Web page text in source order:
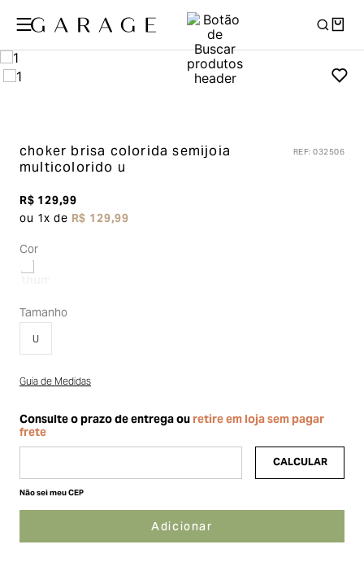
choker brisa colorida semijoia
multicolorido u
REF:032506
R$129,99
ou 1x de R$ 129,99
Cor
Tamanho
U
Guia de Medidas
Não sei meu CEP